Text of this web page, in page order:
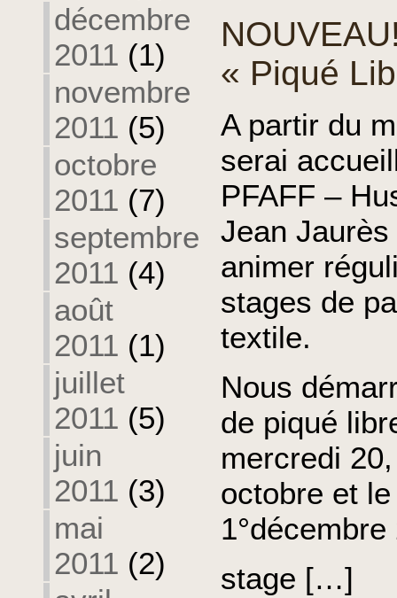
décembre
2011 (1)
novembre
2011 (5)
octobre
2011 (7)
septembre
2011 (4)
août
2011 (1)
juillet
2011 (5)
juin
2011 (3)
mai
2011 (2)
« Piqué
A partir du
serai
PFAFF –
Jean Jaurès
animer
stages de
textile.
Nous
de piqué
mercredi
octobre et
stage […]